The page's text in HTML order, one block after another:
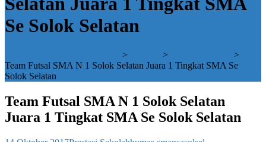
Se Solok Selatan
> >
>
Team Futsal SMA N 1 Solok Selatan Juara 1 Tingkat SMA Se
Solok Selatan
Team Futsal SMA N 1 Solok Selatan
Juara 1 Tingkat SMA Se Solok Selatan